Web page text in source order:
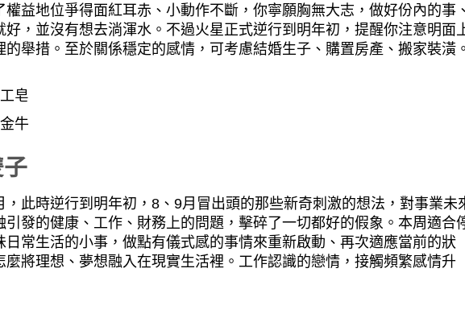
益地位爭得面紅耳赤、小動作不斷，你寧願胸無大志，做好份內的事、
好，並沒有想去淌渾水。不過火星正式逆行到明年初，提醒你注意明面
舉措。至於關係穩定的感情，可考慮結婚生子、購置房產、搬家裝潢。
皂
牛
，此時逆行到明年初，8、9月冒出頭的那些新奇刺激的想法，對事業未
引發的健康、工作、財務上的問題，擊碎了一切都好的假象。本周適合
日常生活的小事，做點有儀式感的事情來重新啟動、再次適應當前的狀
麼將理想、夢想融入在現實生活裡。工作認識的戀情，接觸頻繁感情升